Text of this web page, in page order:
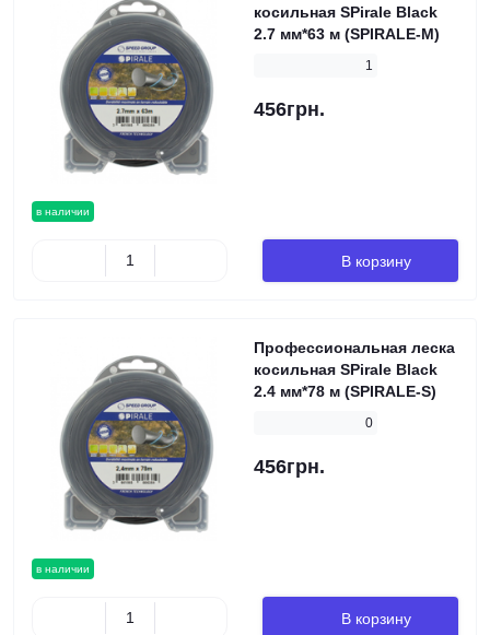
в наличии
косильная SPirale Black
2.7 мм*63 м (SPIRALE-M)
1
456грн.
В корзину
в наличии
Профессиональная леска
косильная SPirale Black
2.4 мм*78 м (SPIRALE-S)
0
456грн.
В корзину